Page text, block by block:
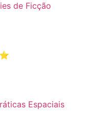
de Ficção
Espaciais